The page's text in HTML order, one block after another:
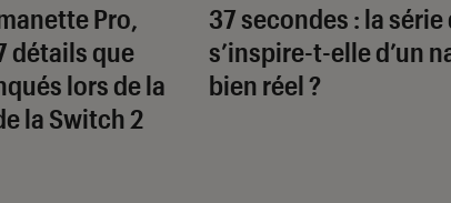
Pro,
détails que
lors de la
la Switch 2
37 secondes : la série
s’inspire-t-elle d’un
bien réel ?